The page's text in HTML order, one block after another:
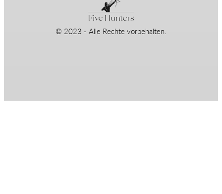
© 2023 - Alle Rechte vorbehalten.